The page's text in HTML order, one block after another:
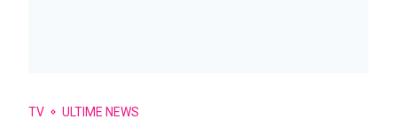
TV ULTIME NEWS